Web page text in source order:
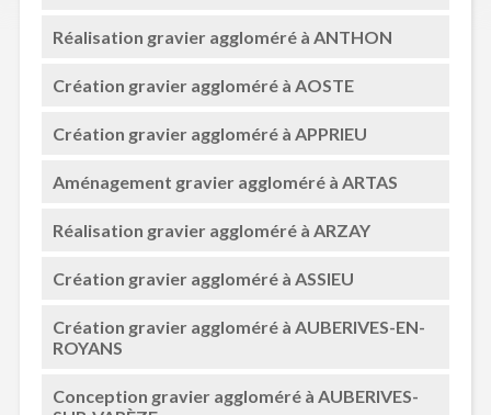
Réalisation gravier aggloméré à ANTHON
Création gravier aggloméré à AOSTE
Création gravier aggloméré à APPRIEU
Aménagement gravier aggloméré à ARTAS
Réalisation gravier aggloméré à ARZAY
Création gravier aggloméré à ASSIEU
Création gravier aggloméré à AUBERIVES-EN-
ROYANS
Conception gravier aggloméré à AUBERIVES-